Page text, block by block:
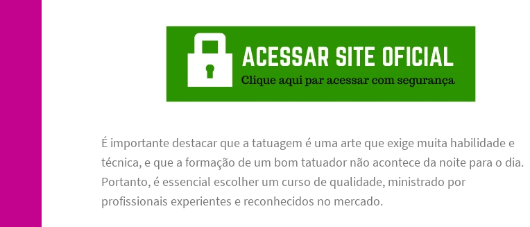
É importante destacar que a tatuagem é uma arte que exige muita habilidade e
técnica, e que a formação de um bom tatuador não acontece da noite para o dia.
Portanto, é essencial escolher um curso de qualidade, ministrado por
profissionais experientes e reconhecidos no mercado.